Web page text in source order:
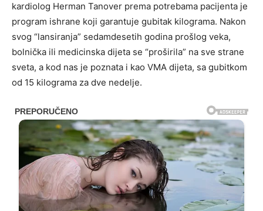
kardiolog Herman Tanover prema potrebama pacijenta je
program ishrane koji garantuje gubitak kilograma. Nakon
svog “lansiranja” sedamdesetih godina prošlog veka,
bolnička ili medicinska dijeta se “proširila” na sve strane
sveta, a kod nas je poznata i kao VMA dijeta, sa gubitkom
od 15 kilograma za dve nedelje.